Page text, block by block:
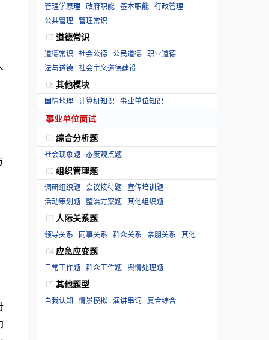
管理学原理 政府职能 基本职能 行政管理
公共管理 管理常识
07 道德常识
道德常识 社会公德 公民道德 职业道德
法与道德 社会主义道德建设
08 其他模块
国情地理 计算机知识 事业单位知识
事业单位面试
01 综合分析题
社会现象题 态度观点题
02 组织管理题
调研组织题 会议接待题 宣传培训题
活动策划题 整治方案题 其他组织题
03 人际关系题
领导关系 同事关系 群众关系 亲朋关系 其他
04 应急应变题
日常工作题 群众工作题 舆情处理题
05 其他题型
自我认知 情景模拟 演讲串词 复合综合